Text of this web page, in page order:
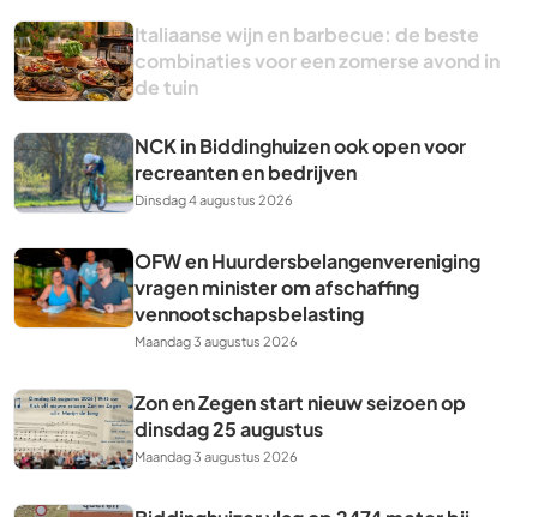
Italiaanse wijn en barbecue: de beste
combinaties voor een zomerse avond in
de tuin
NCK in Biddinghuizen ook open voor
recreanten en bedrijven
Dinsdag 4 augustus 2026
OFW en Huurdersbelangenvereniging
vragen minister om afschaffing
vennootschapsbelasting
Maandag 3 augustus 2026
Zon en Zegen start nieuw seizoen op
dinsdag 25 augustus
Maandag 3 augustus 2026